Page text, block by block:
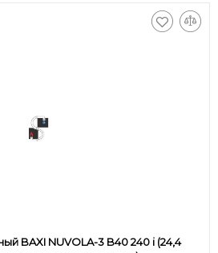
BAXI NUVOLA-3 B40 240 i (24,4